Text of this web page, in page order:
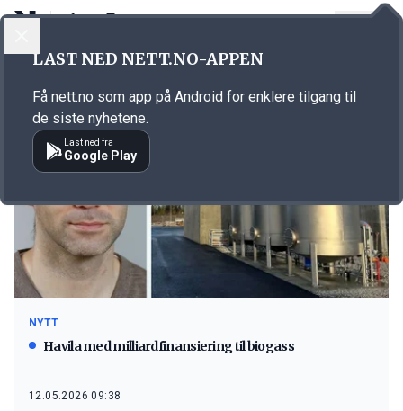
Emne: biogass
NYTT
Havila med milliardfinansiering til biogass
12.05.2026 09:38
LAST NED NETT.NO-APPEN
Få nett.no som app på Android for enklere tilgang til
de siste nyhetene.
Last ned fra
Google Play